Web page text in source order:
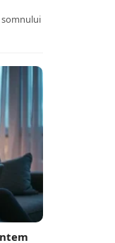
somnului